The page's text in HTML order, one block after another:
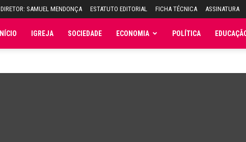
DIRETOR: SAMUEL MENDONÇA ESTATUTO EDITORIAL FICHA TÉCNICA ASSINATURA
INÍCIO IGREJA SOCIEDADE ECONOMIA POLÍTICA